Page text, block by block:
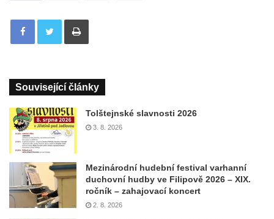
Tisknout
Související články
Tolštejnské slavnosti 2026
3. 8. 2026
Mezinárodní hudební festival varhanní
duchovní hudby ve Filipově 2026 – XIX.
ročník – zahajovací koncert
2. 8. 2026